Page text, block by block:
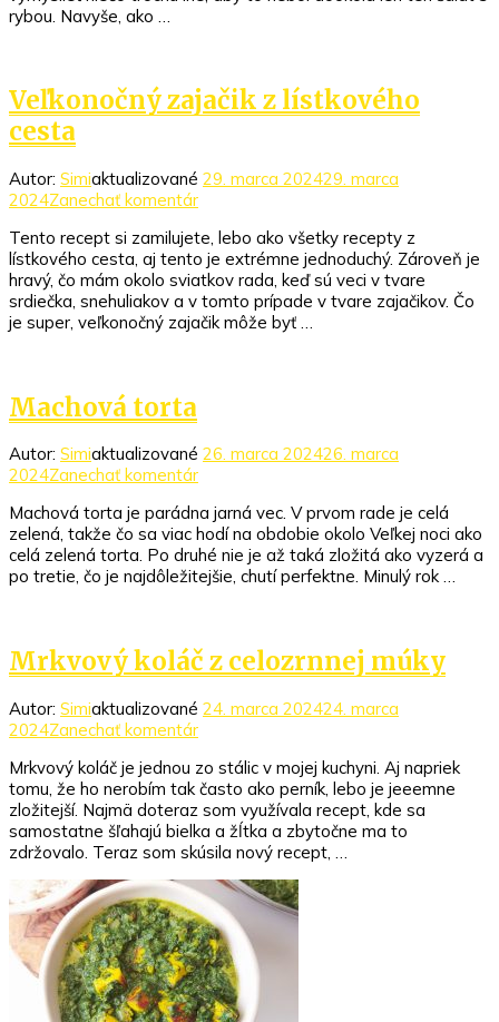
rybou. Navyše, ako …
Veľkonočný zajačik z lístkového
cesta
Autor: Simiaktualizované 29. marca 202429. marca
2024Zanechať komentárk
Veľkonočný
zajačik
z
lístkového
cesta
Tento recept si zamilujete, lebo ako všetky recepty z
lístkového cesta, aj tento je extrémne jednoduchý. Zároveň je
hravý, čo mám okolo sviatkov rada, keď sú veci v tvare
srdiečka, snehuliakov a v tomto prípade v tvare zajačikov. Čo
je super, veľkonočný zajačik môže byť …
Machová torta
Autor: Simiaktualizované 26. marca 202426. marca
2024Zanechať komentárk
Machová
torta
Machová torta je parádna jarná vec. V prvom rade je celá
zelená, takže čo sa viac hodí na obdobie okolo Veľkej noci ako
celá zelená torta. Po druhé nie je až taká zložitá ako vyzerá a
po tretie, čo je najdôležitejšie, chutí perfektne. Minulý rok …
Mrkvový koláč z celozrnnej múky
Autor: Simiaktualizované 24. marca 202424. marca
2024Zanechať komentárk
Mrkvový
koláč
z
celozrnnej
múky
Mrkvový koláč je jednou zo stálic v mojej kuchyni. Aj napriek
tomu, že ho nerobím tak často ako perník, lebo je jeeemne
zložitejší. Najmä doteraz som využívala recept, kde sa
samostatne šľahajú bielka a žĺtka a zbytočne ma to
zdržovalo. Teraz som skúsila nový recept, …